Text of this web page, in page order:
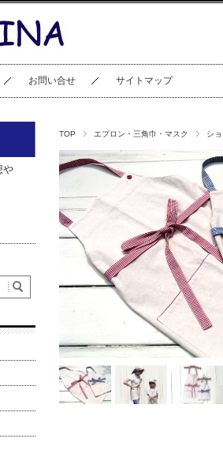
お問い合せ サイトマップ
TOP エプロン・三角巾・マスク シ
や